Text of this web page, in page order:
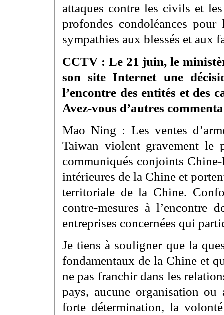
attaques contre les civils et
profondes condoléances
sympathies aux blessés et aux
CCTV : Le 21 juin, le
son site Internet une
l’encontre des entités et des
Avez-vous d’autres
Mao Ning : Les ventes
Taiwan violent gravement le
communiqués conjoints
intérieures de la Chine et
territoriale de la Chine.
contre-mesures à l’encontre
entreprises concernées qui
Je tiens à souligner que la
fondamentaux de la Chine et
ne pas franchir dans les
pays, aucune organisation
forte détermination, la